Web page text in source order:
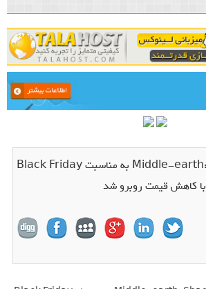
Middle-earth: Shadow of War به مناسبت Black Friday
با کاهش قیمت روبرو شد